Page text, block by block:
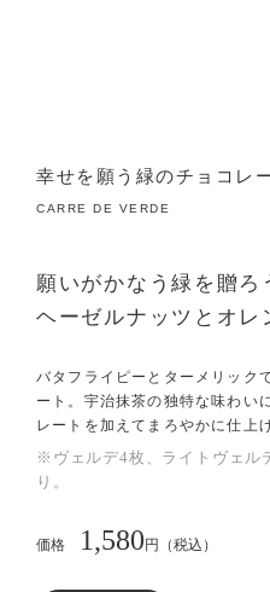
幸せを願う緑のチョコレ
CARRE DE VERDE
願いがかなう緑を贈ろ
ヘーゼルナッツとオレ
バタフライピーとターメリック
ート。宇治抹茶の独特な味わい
レートを加えてまろやかに仕上
※ヴェルデ4枚、ライトヴェル
り。
価格 1,580円（税込）